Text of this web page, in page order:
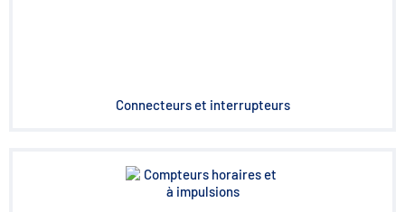
Connecteurs et interrupteurs